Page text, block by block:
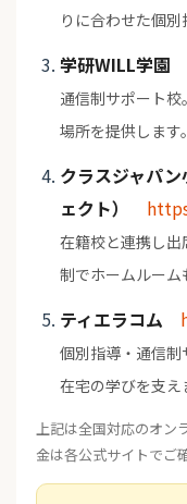
りに合わせた個別
学研WILL学園
通信制サポート
場所を提供します。
クラスジャパ
ェクト）
在籍校と連携し
制でホームルーム
ティエラコム
個別指導・通信
在宅の学びを支え
上記は全国対応のオン
金は各公式サイトでご